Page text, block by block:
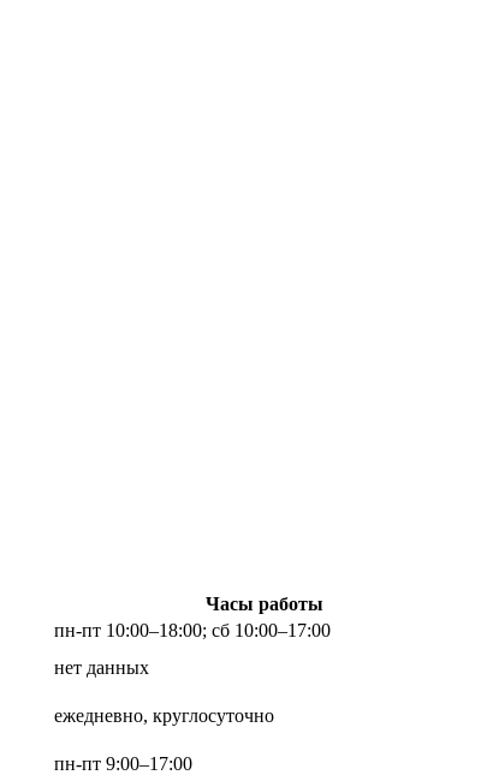
Часы работы
пн-пт 10:00–18:00; сб 10:00–17:00
нет данных
ежедневно, круглосуточно
пн-пт 9:00–17:00